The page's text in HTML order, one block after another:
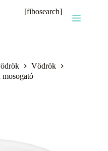
[fibosearch]
Vödrök